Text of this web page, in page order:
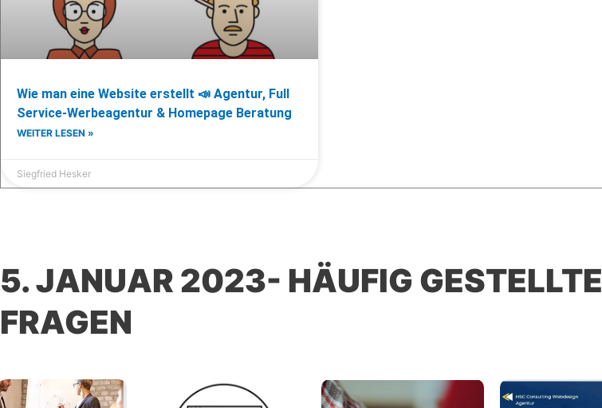
Wie man eine Website erstellt 📣 Agentur, Full
Service-Werbeagentur & Homepage Beratung
WEITER LESEN »
Siegfried Hesker
5. JANUAR 2023- HÄUFIG GESTELLTE
FRAGEN